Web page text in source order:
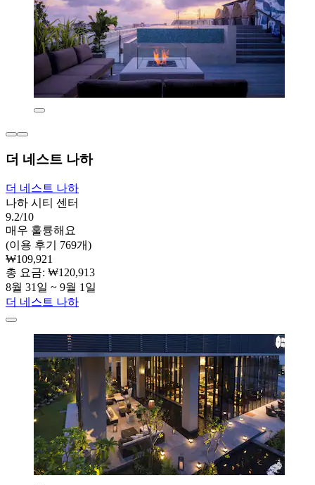
더 네스트 나하
더 네스트 나하
나하 시티 센터
9.2/10
매우 훌륭해요
(이용 후기 769개)
₩109,921
총 요금: ₩120,913
8월 31일 ~ 9월 1일
더 네스트 나하